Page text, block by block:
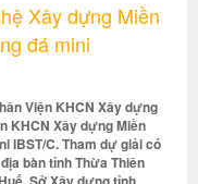
Xây dựng Miền
đá mini
Viện KHCN Xây dựng
KHCN Xây dựng Miền
IBST/C. Tham dự giải có
bàn tỉnh Thừa Thiên